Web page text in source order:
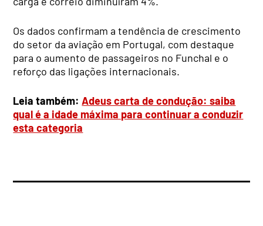
Os dados confirmam a tendência de crescimento
do setor da aviação em Portugal, com destaque
para o aumento de passageiros no Funchal e o
reforço das ligações internacionais.
Leia também:Adeus carta de condução: saiba
qual é a idade máxima para continuar a conduzir
esta categoria